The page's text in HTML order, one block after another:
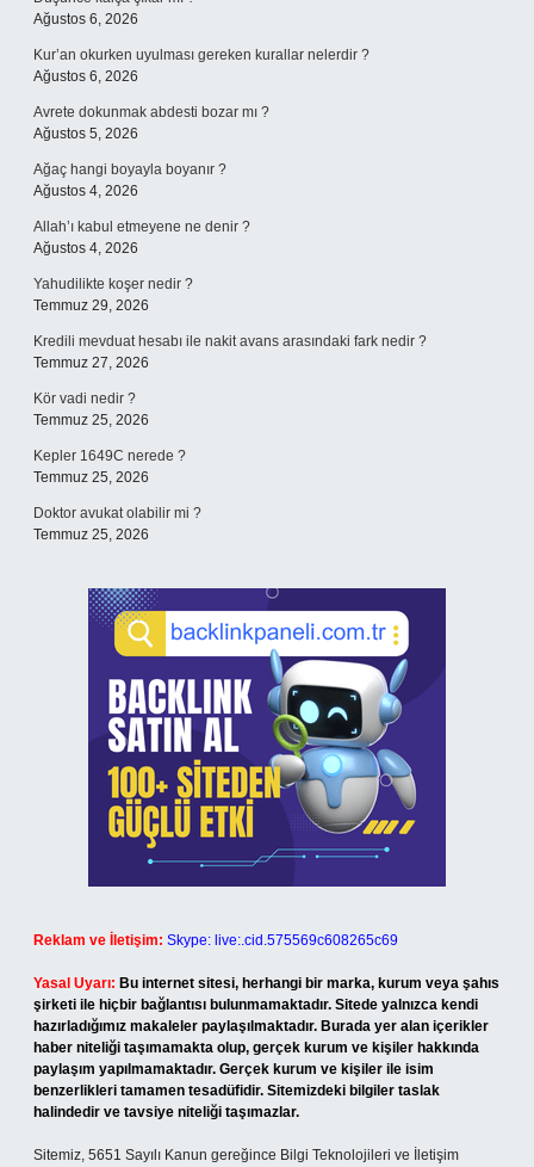
Ağustos 6, 2026
Kur’an okurken uyulması gereken kurallar nelerdir ?
Ağustos 6, 2026
Avrete dokunmak abdesti bozar mı ?
Ağustos 5, 2026
Ağaç hangi boyayla boyanır ?
Ağustos 4, 2026
Allah’ı kabul etmeyene ne denir ?
Ağustos 4, 2026
Yahudilikte koşer nedir ?
Temmuz 29, 2026
Kredili mevduat hesabı ile nakit avans arasındaki fark nedir ?
Temmuz 27, 2026
Kör vadi nedir ?
Temmuz 25, 2026
Kepler 1649C nerede ?
Temmuz 25, 2026
Doktor avukat olabilir mi ?
Temmuz 25, 2026
Reklam ve İletişim: Skype: live:.cid.575569c608265c69
Yasal Uyarı: Bu internet sitesi, herhangi bir marka, kurum veya şahıs
şirketi ile hiçbir bağlantısı bulunmamaktadır. Sitede yalnızca kendi
hazırladığımız makaleler paylaşılmaktadır. Burada yer alan içerikler
haber niteliği taşımamakta olup, gerçek kurum ve kişiler hakkında
paylaşım yapılmamaktadır. Gerçek kurum ve kişiler ile isim
benzerlikleri tamamen tesadüfidir. Sitemizdeki bilgiler taslak
halindedir ve tavsiye niteliği taşımazlar.
Sitemiz, 5651 Sayılı Kanun gereğince Bilgi Teknolojileri ve İletişim